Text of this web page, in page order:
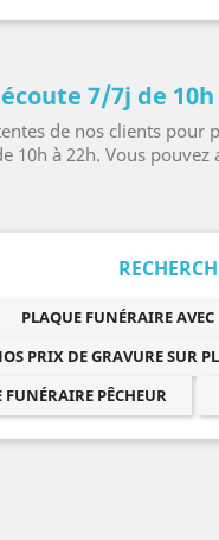
7/7j de 10h
de nos clients
10h à 22h. Vous
PLAQUE FUNÉRAIRE
PRIX DE GRAVURE SUR
FUNÉRAIRE PÊCHEUR